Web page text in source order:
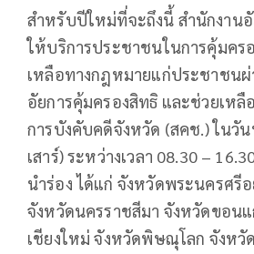
สำหรับปีใหม่ที่จะถึงนี้ สำนักงานอั
ให้บริการประชาชนในการคุ้มคร
เหลือทางกฎหมายแก่ประชาชน
อัยการคุ้มครองสิทธิ และช่วยเห
การบังคับคดีจังหวัด (สคช.) ในวั
เสาร์) ระหว่างเวลา 08.30 –
นำร่อง ได้แก่ จังหวัดพระนครศรี
จังหวัดนครราชสีมา จังหวัดขอน
เชียงใหม่ จังหวัดพิษณุโลก จังหวั